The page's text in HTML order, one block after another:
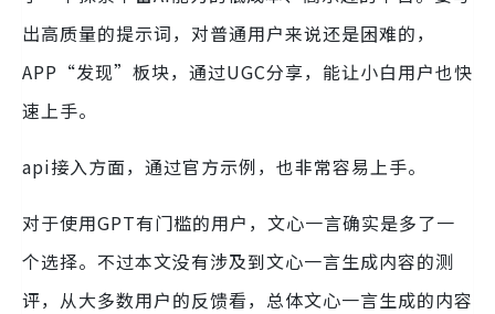
出高质量的提示词，对普通用户来说还是困难的，
APP“发现”板块，通过UGC分享，能让小白用户也快
速上手。
api接入方面，通过官方示例，也非常容易上手。
对于使用GPT有门槛的用户，文心一言确实是多了一
个选择。不过本文没有涉及到文心一言生成内容的测
评，从大多数用户的反馈看，总体文心一言生成的内容